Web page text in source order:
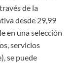
de la
desde 29,99
en una selección
servicios
se puede